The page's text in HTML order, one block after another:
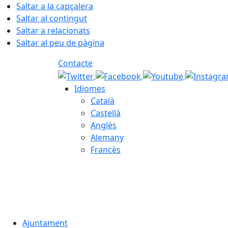
Saltar a la capçalera
Saltar al contingut
Saltar a relacionats
Saltar al peu de pàgina
Contacte
Idiomes
Català
Castellà
Anglès
Alemany
Francès
Ajuntament